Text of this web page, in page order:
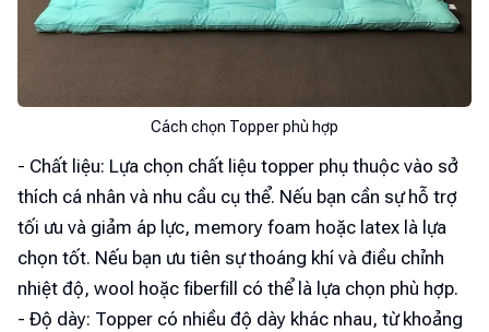
Cách chọn Topper phù hợp
- Chất liệu: Lựa chọn chất liệu topper phụ thuộc vào sở
thích cá nhân và nhu cầu cụ thể. Nếu bạn cần sự hỗ trợ
tối ưu và giảm áp lực, memory foam hoặc latex là lựa
chọn tốt. Nếu bạn ưu tiên sự thoáng khí và điều chỉnh
nhiệt độ, wool hoặc fiberfill có thể là lựa chọn phù hợp.
- Độ dày: Topper có nhiều độ dày khác nhau, từ khoảng